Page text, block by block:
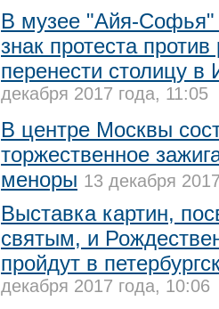
В музее "Айя-
знак протеста
перенести столицу в
декабря 2017 года, 11:05
В центре Москвы
торжественное
меноры 13 декабря
Выставка картин,
святым, и
пройдут в
декабря 2017 года, 10:06